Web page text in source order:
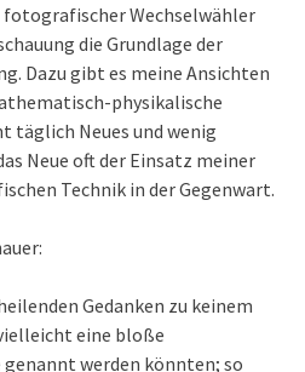
fotografischer Wechselwähler
die Grundlage der
Dazu gibt es meine Ansichten
physikalische
täglich Neues und wenig
Neue oft der Einsatz meiner
Technik in der Gegenwart.
Gedanken zu keinem
eine bloße
werden könnten; so